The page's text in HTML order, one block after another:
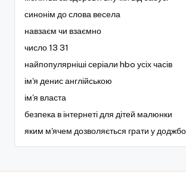
синонім до слова весела
навзаєм чи взаємно
число 13 31
найпопулярніші серіали hbo усіх часів
ім'я денис англійською
ім'я власта
безпека в інтернеті для дітей малюнки
яким м'ячем дозволяється грати у